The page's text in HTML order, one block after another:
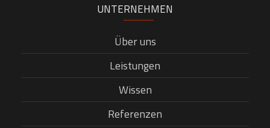
UNTERNEHMEN
Über uns
Leistungen
Wissen
Referenzen